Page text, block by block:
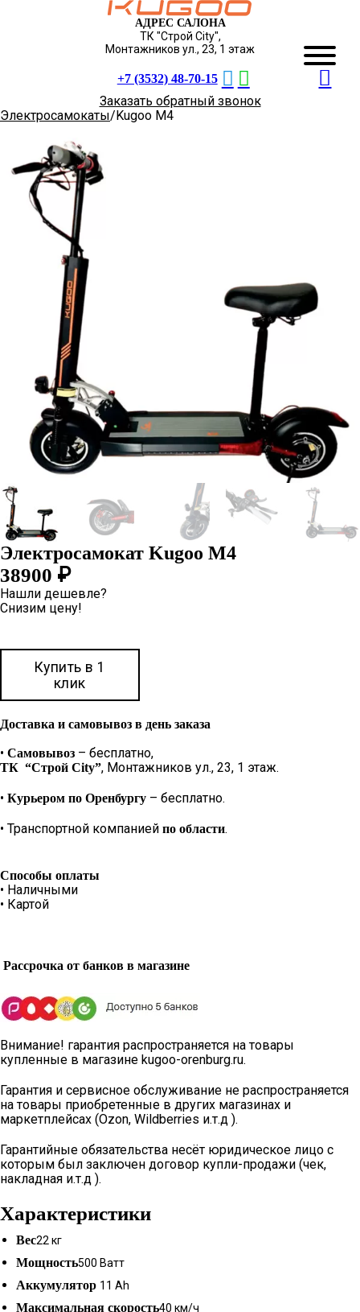
АДРЕС САЛОНА
ТК "Строй City",
Монтажников ул., 23, 1 этаж
+7 (3532) 48-70-15
Заказать обратный звонок
Электросамокаты Kugoo M4
Электросамокат Kugoo M4
38900 ₽
Нашли дешевле?
Снизим цену!
Купить в 1
клик
Доставка и самовывоз в день заказа
• Самовывоз – бесплатно,
ТК “Строй City”, Монтажников ул., 23, 1 этаж.
• Курьером по Оренбургу – бесплатно.
• Транспортной компанией по области.
Способы оплаты
• Наличными
• Картой
Рассрочка от банков в магазине
Внимание! гарантия распространяется на товары
купленные в магазине kugoo-orenburg.ru.
Гарантия и сервисное обслуживание не распространяется
на товары приобретенные в других магазинах и
маркетплейсах (Ozon, Wildberries и.т.д ).
Гарантийные обязательства несёт юридическое лицо с
которым был заключен договор купли-продажи (чек,
накладная и.т.д ).
Характеристики
Вес22 кг
Мощность500 Ватт
Аккумулятор 11 Ah
Максимальная скорость40 км/ч